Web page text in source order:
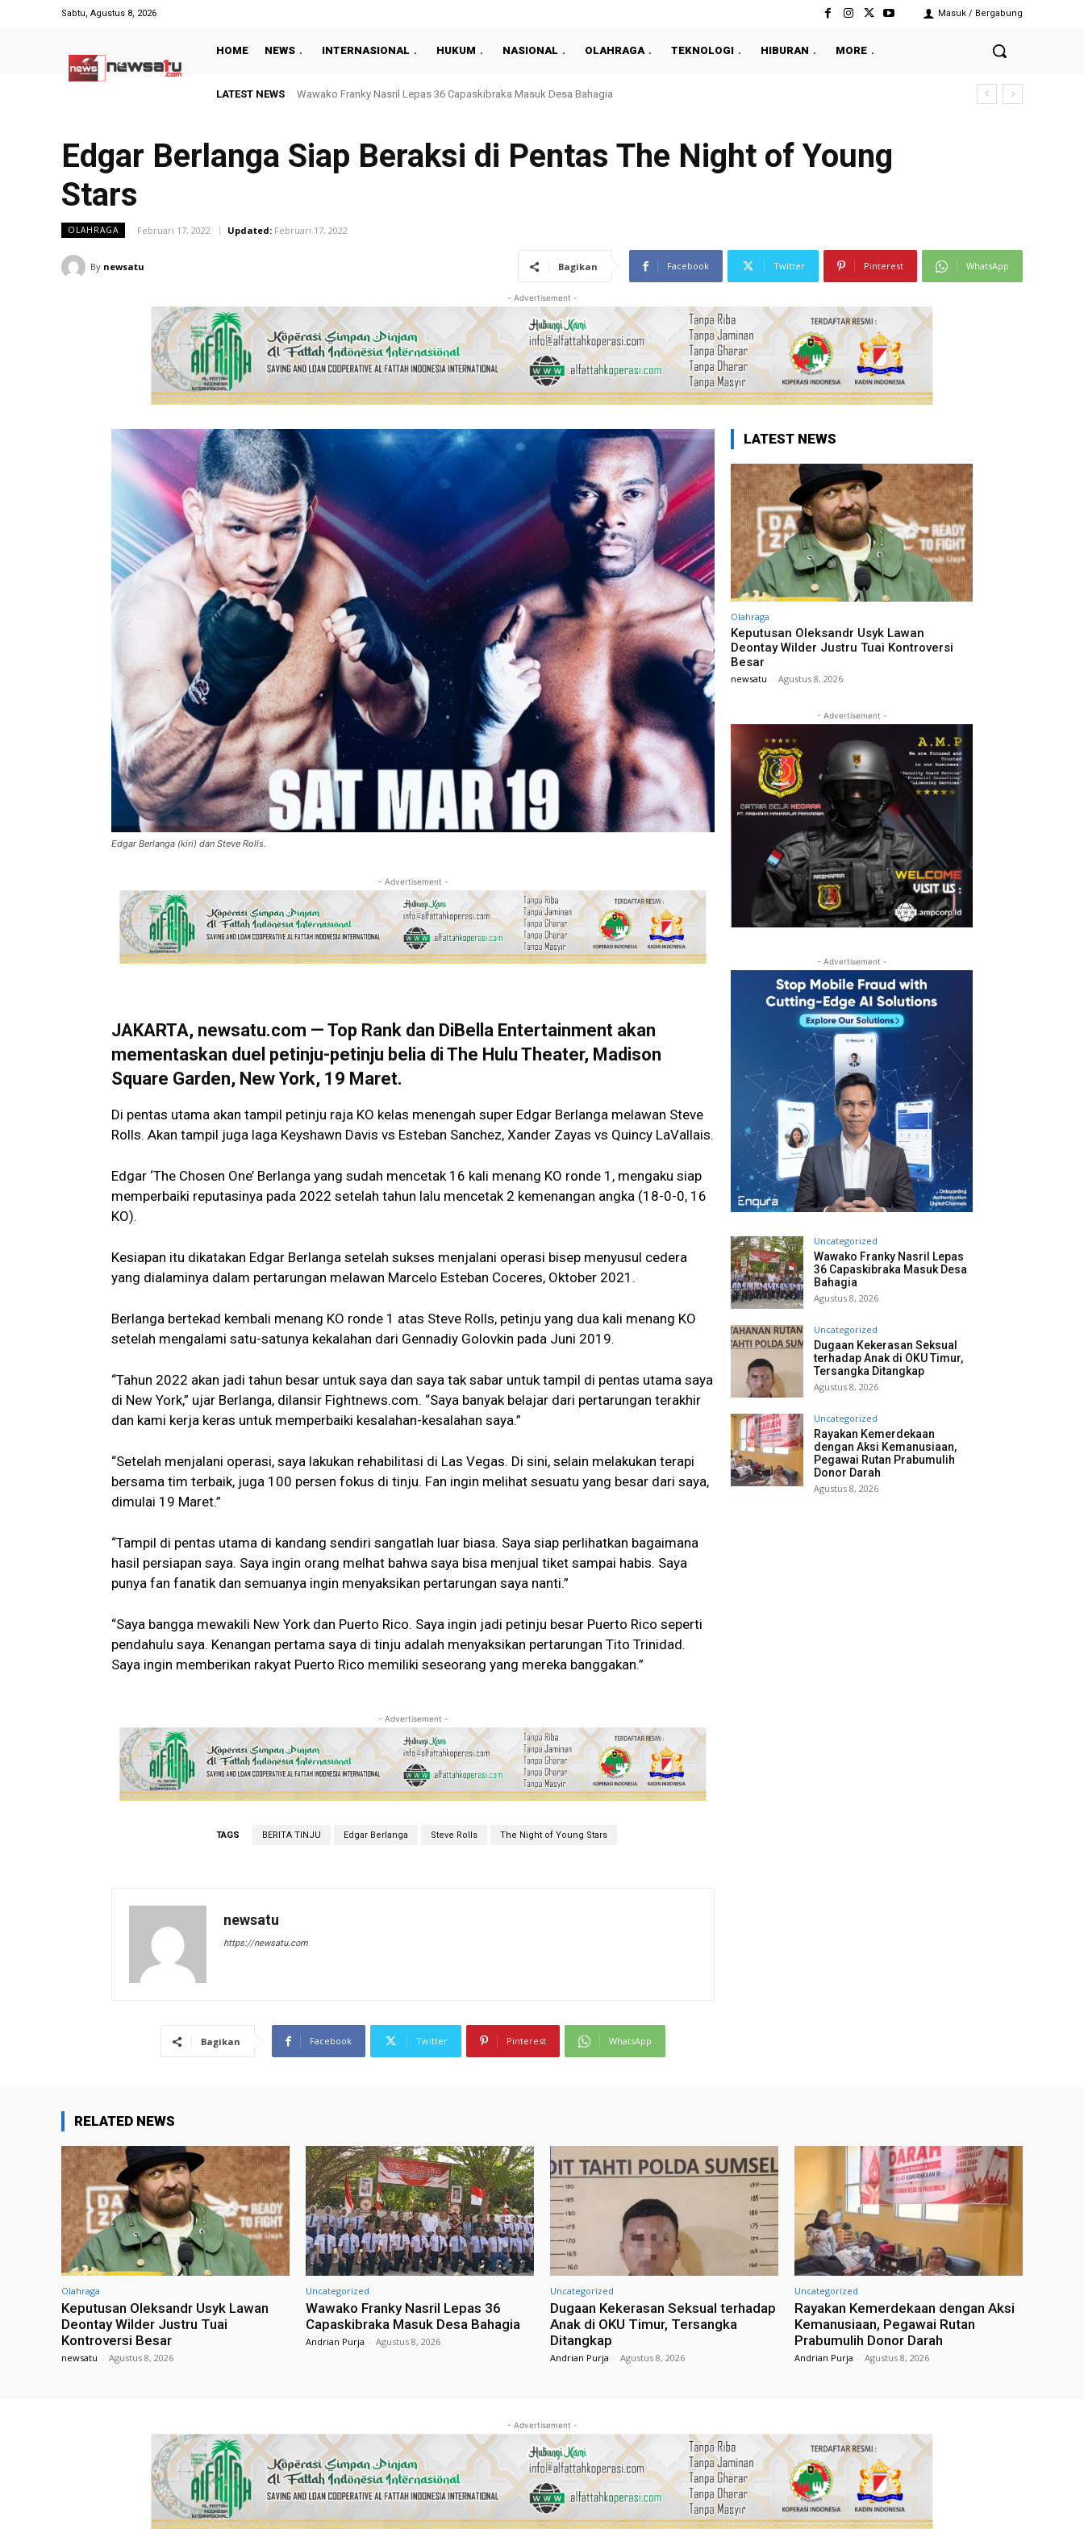
Sabtu, Agustus 8, 2026 Masuk / Bergabung
HOME NEWS INTERNASIONAL HUKUM NASIONAL OLAHRAGA TEKNOLOGI HIBURAN MORE
LATEST NEWS Dugaan Kekerasan Seksual terhadap Anak di OKU Timur, Tersangka Ditangkap
Edgar Berlanga Siap Beraksi di Pentas The Night of Young
Stars
OLAHRAGA Februari 17, 2022 Updated: Februari 17, 2022
By newsatu Bagikan Facebook Twitter Pinterest WhatsApp
- Advertisement -
Edgar Berlanga (kiri) dan Steve Rolls.
- Advertisement -
JAKARTA, newsatu.com — Top Rank dan DiBella Entertainment akan
mementaskan duel petinju-petinju belia di The Hulu Theater, Madison
Square Garden, New York, 19 Maret.
Di pentas utama akan tampil petinju raja KO kelas menengah super Edgar Berlanga melawan Steve
Rolls. Akan tampil juga laga Keyshawn Davis vs Esteban Sanchez, Xander Zayas vs Quincy LaVallais.
Edgar ‘The Chosen One’ Berlanga yang sudah mencetak 16 kali menang KO ronde 1, mengaku siap
memperbaiki reputasinya pada 2022 setelah tahun lalu mencetak 2 kemenangan angka (18-0-0, 16
KO).
Kesiapan itu dikatakan Edgar Berlanga setelah sukses menjalani operasi bisep menyusul cedera
yang dialaminya dalam pertarungan melawan Marcelo Esteban Coceres, Oktober 2021.
Berlanga bertekad kembali menang KO ronde 1 atas Steve Rolls, petinju yang dua kali menang KO
setelah mengalami satu-satunya kekalahan dari Gennadiy Golovkin pada Juni 2019.
“Tahun 2022 akan jadi tahun besar untuk saya dan saya tak sabar untuk tampil di pentas utama saya
di New York,” ujar Berlanga, dilansir Fightnews.com. “Saya banyak belajar dari pertarungan terakhir
dan kami kerja keras untuk memperbaiki kesalahan-kesalahan saya.”
“Setelah menjalani operasi, saya lakukan rehabilitasi di Las Vegas. Di sini, selain melakukan terapi
bersama tim terbaik, juga 100 persen fokus di tinju. Fan ingin melihat sesuatu yang besar dari saya,
dimulai 19 Maret.”
“Tampil di pentas utama di kandang sendiri sangatlah luar biasa. Saya siap perlihatkan bagaimana
hasil persiapan saya. Saya ingin orang melhat bahwa saya bisa menjual tiket sampai habis. Saya
punya fan fanatik dan semuanya ingin menyaksikan pertarungan saya nanti.”
“Saya bangga mewakili New York dan Puerto Rico. Saya ingin jadi petinju besar Puerto Rico seperti
pendahulu saya. Kenangan pertama saya di tinju adalah menyaksikan pertarungan Tito Trinidad.
Saya ingin memberikan rakyat Puerto Rico memiliki seseorang yang mereka banggakan.”
- Advertisement -
TAGS BERITA TINJU Edgar Berlanga Steve Rolls The Night of Young Stars
newsatu
https://newsatu.com
Bagikan Facebook Twitter Pinterest WhatsApp
LATEST NEWS
Olahraga
Keputusan Oleksandr Usyk Lawan
Deontay Wilder Justru Tuai Kontroversi
Besar
newsatu - Agustus 8, 2026
- Advertisement -
- Advertisement -
Uncategorized
Wawako Franky Nasril Lepas
36 Capaskibraka Masuk Desa
Bahagia
Agustus 8, 2026
Uncategorized
Dugaan Kekerasan Seksual
terhadap Anak di OKU Timur,
Tersangka Ditangkap
Agustus 8, 2026
Uncategorized
Rayakan Kemerdekaan
dengan Aksi Kemanusiaan,
Pegawai Rutan Prabumulih
Donor Darah
Agustus 8, 2026
RELATED NEWS
Olahraga
Keputusan Oleksandr Usyk Lawan
Deontay Wilder Justru Tuai
Kontroversi Besar
newsatu - Agustus 8, 2026
Uncategorized
Wawako Franky Nasril Lepas 36
Capaskibraka Masuk Desa Bahagia
Andrian Purja - Agustus 8, 2026
Uncategorized
Dugaan Kekerasan Seksual terhadap
Anak di OKU Timur, Tersangka
Ditangkap
Andrian Purja - Agustus 8, 2026
Uncategorized
Rayakan Kemerdekaan dengan Aksi
Kemanusiaan, Pegawai Rutan
Prabumulih Donor Darah
Andrian Purja - Agustus 8, 2026
- Advertisement -